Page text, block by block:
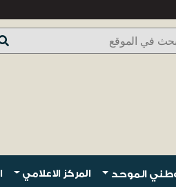
الموحد المركز الاعلامي